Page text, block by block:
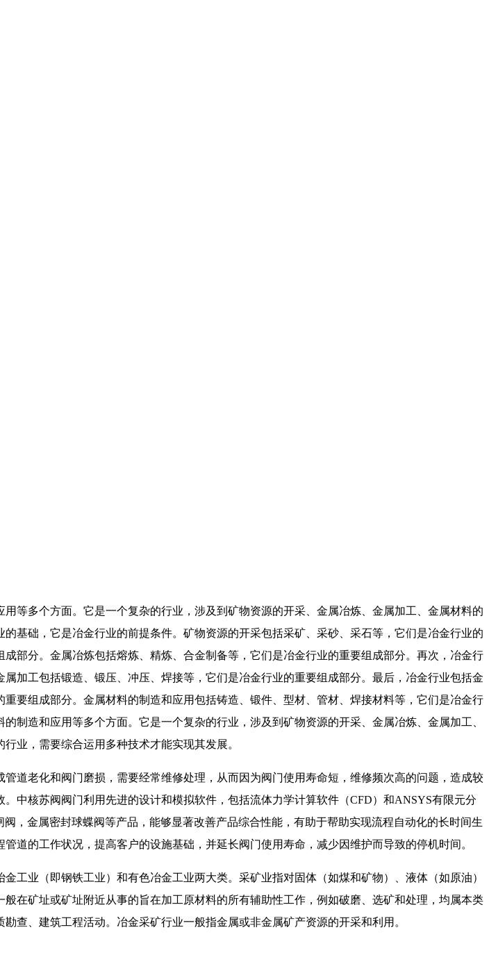
等多个方面。它是一个复杂的行业，涉及到矿物资源的开采、金属冶炼、金属加工、金属材料的
基础，它是冶金行业的前提条件。矿物资源的开采包括采矿、采砂、采石等，它们是冶金行业的
部分。金属冶炼包括熔炼、精炼、合金制备等，它们是冶金行业的重要组成部分。再次，冶金行
加工包括锻造、锻压、冲压、焊接等，它们是冶金行业的重要组成部分。最后，冶金行业包括金
要组成部分。金属材料的制造和应用包括铸造、锻件、型材、管材、焊接材料等，它们是冶金行
制造和应用等多个方面。它是一个复杂的行业，涉及到矿物资源的开采、金属冶炼、金属加工、
业，需要综合运用多种技术才能实现其发展。
道老化和阀门磨损，需要经常维修处理，从而因为阀门使用寿命短，维修频次高的问题，造成较
中核苏阀阀门利用先进的设计和模拟软件，包括流体力学计算软件（CFD）和ANSYS有限元分
，金属密封球蝶阀等产品，能够显著改善产品综合性能，有助于帮助实现流程自动化的长时间生
道的工作状况，提高客户的设施基础，并延长阀门使用寿命，减少因维护而导致的停机时间。
工业（即钢铁工业）和有色冶金工业两大类。采矿业指对固体（如煤和矿物）、液体（如原油）
在矿址或矿址附近从事的旨在加工原材料的所有辅助性工作，例如破磨、选矿和处理，均属本类
查、建筑工程活动。冶金采矿行业一般指金属或非金属矿产资源的开采和利用。